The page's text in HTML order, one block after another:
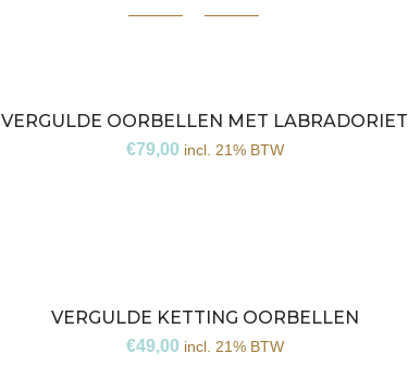
VERGULDE OORBELLEN MET LABRADORIET
€79,00 incl. 21% BTW
VERGULDE KETTING OORBELLEN
€49,00 incl. 21% BTW